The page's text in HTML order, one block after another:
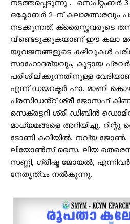
നടത്തപ്പെടുന്നു . സെപ്റ്റംബർ
ഒക്ടോബർ 2-ന് കലാമത്സരവും
നടക്കുന്നത്. ക്രൈസ്തവരുടെ
വീണ്ടെടുക്കുകയാണ് ഈ കലാ
യുവജനങ്ങളുടെ കഴിവുകൾ
സാഹോദര്യവും, കൂട്ടായ
പരിശീലിക്കുന്നതിനുള്ള
എന്ന് ഡയറക്ടർ ഫാ. മാണി
പ്രസിഡൻ്റ് ശ്രീ ജോസഫ്
സെക്രട്ടറി ശ്രീ ഡിബിൻ
മാധ്യമങ്ങളെ അറിയിച്ചു.
ടോണി കവിയിൽ, നവ്യ ജോൺ,
ലിയോൺസ് സൈ, ലിയ
സണ്ണി, ഗ്രീഷ്മ ജോയൽ, എന്നിവർ
നേതൃത്വം നൽകുന്നു.